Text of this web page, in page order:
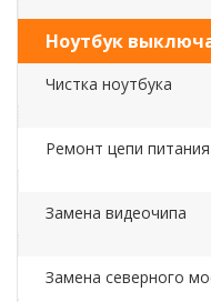
Ноутбук
Чистка ноутбука
Ремонт цепи питания
Замена видеочипа
Замена северного